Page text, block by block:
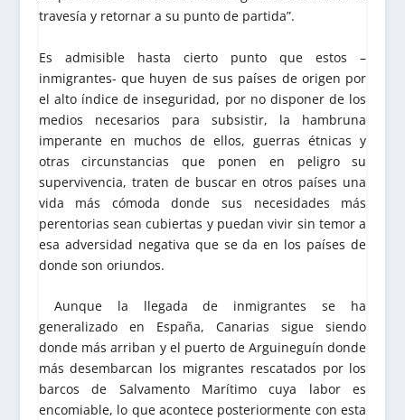
travesía y retornar a su punto de partida”.
Es admisible hasta cierto punto que estos –
inmigrantes- que huyen de sus países de origen por
el alto índice de inseguridad, por no disponer de los
medios necesarios para subsistir, la hambruna
imperante en muchos de ellos, guerras étnicas y
otras circunstancias que ponen en peligro su
supervivencia, traten de buscar en otros países una
vida más cómoda donde sus necesidades más
perentorias sean cubiertas y puedan vivir sin temor a
esa adversidad negativa que se da en los países de
donde son oriundos.
Aunque la llegada de inmigrantes se ha
generalizado en España, Canarias sigue siendo
donde más arriban y el puerto de Arguineguín donde
más desembarcan los migrantes rescatados por los
barcos de Salvamento Marítimo cuya labor es
encomiable, lo que acontece posteriormente con esta